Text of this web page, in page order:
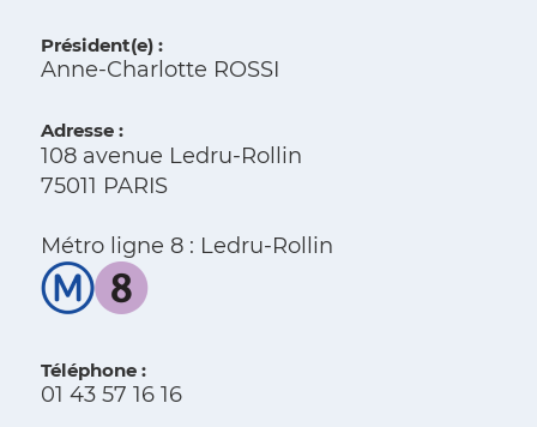
Président(e) :
Anne-Charlotte ROSSI
Adresse :
108 avenue Ledru-Rollin
75011 PARIS
Métro ligne 8 : Ledru-Rollin
Téléphone :
01 43 57 16 16